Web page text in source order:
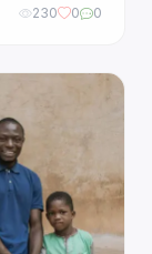
famille
230 0 0